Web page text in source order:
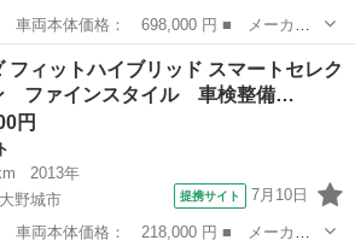
フィットハイブリッド ■ グレード
イブレコーダー ＥＴＣ ナビ リアカメ
ット
フィットハイブリッド スマートセレク
ファインスタイル 車検整備…
円
2013年
野城市
提携サイト 7月10日